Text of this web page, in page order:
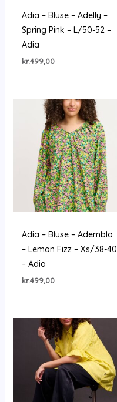
Adia – Bluse – Adelly –
Spring Pink – L/50-52 –
Adia
kr.499,00
Adia – Bluse – Adembla
– Lemon Fizz – Xs/38-40
– Adia
kr.499,00